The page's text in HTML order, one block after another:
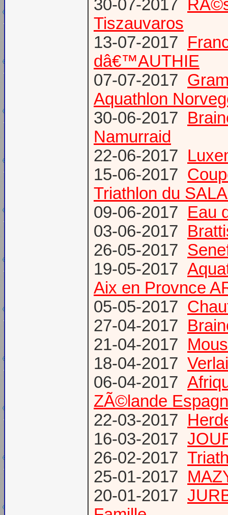
30-07-2017
Tiszauvaros
13-07-2017
dâ€™AUTHIE
07-07-2017
Aquathlon
30-06-2017
Namurraid
22-06-2017
15-06-2017
Triathlon du
09-06-2017 Eau
03-06-2017
26-05-2017
19-05-2017
Aix en Provnce
05-05-2017
27-04-2017
21-04-2017
18-04-2017
06-04-2017
ZÃ©lande
22-03-2017
16-03-2017
26-02-2017
25-01-2017
20-01-2017